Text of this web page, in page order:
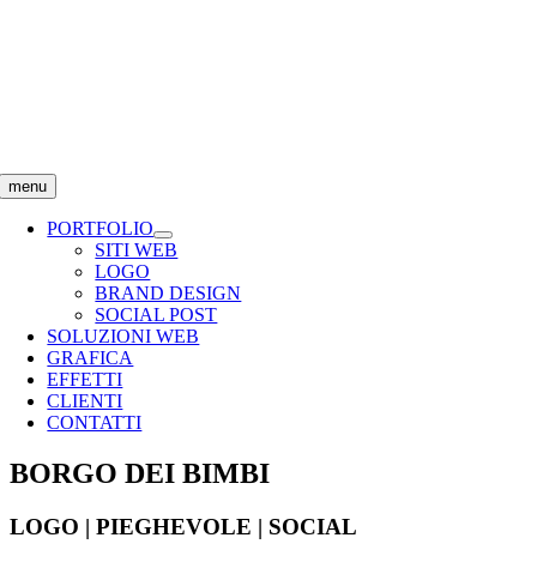
menu
PORTFOLIO
SITI WEB
LOGO
BRAND DESIGN
SOCIAL POST
SOLUZIONI WEB
GRAFICA
EFFETTI
CLIENTI
CONTATTI
BORGO DEI BIMBI
LOGO | PIEGHEVOLE | SOCIAL